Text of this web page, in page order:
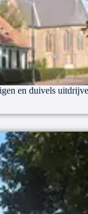
en duivels